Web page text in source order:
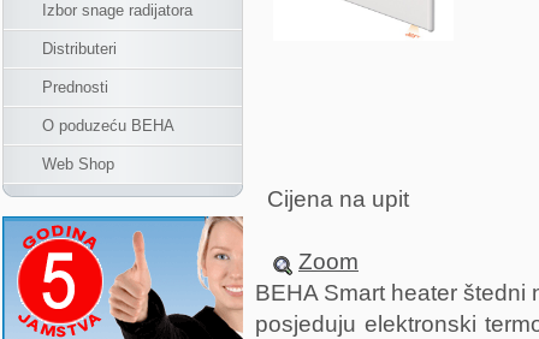
Izbor snage radijatora
Distributeri
Prednosti
O poduzeću BEHA
Web Shop
Cijena na upit
Zoom
BEHA Smart heater štedni
posjeduju elektronski